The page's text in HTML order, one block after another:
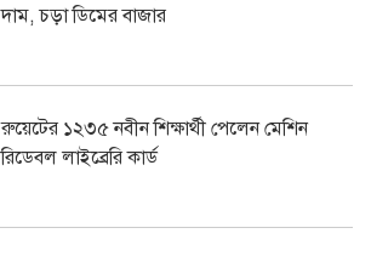
দাম, চড়া ডিমের বাজার
রুয়েটের ১২৩৫ নবীন শিক্ষার্থী পেলেন মেশিন
রিডেবল লাইব্রেরি কার্ড